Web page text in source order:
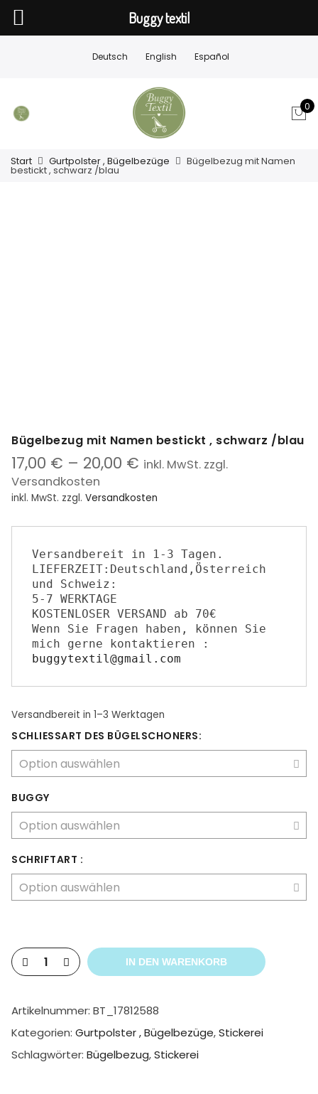
Deutsch English Español
0
Start Gurtpolster , Bügelbezüge Bügelbezug mit Namen
bestickt , schwarz /blau
Bügelbezug mit Namen bestickt , schwarz /blau
17,00 € – 20,00 € inkl. MwSt. zzgl.
Versandkosten
inkl. MwSt. zzgl. Versandkosten
Versandbereit in 1-3 Tagen.
LIEFERZEIT:Deutschland,Österreich
und Schweiz:
5-7 WERKTAGE
KOSTENLOSER VERSAND ab 70€
Wenn Sie ​F​ragen haben​,​ können Sie
buggytextil@gmail.com
Versandbereit in 1–3 Werktagen
SCHLI​E​SSART DES BÜGELSCHONERS:
BUGGY
SCHRIFTART :
IN DEN WARENKORB
Artikelnummer: BT_17812588
Kategorien: Gurtpolster , Bügelbezüge,Stickerei
Schlagwörter: Bügelbezug,Stickerei
Buggy textil